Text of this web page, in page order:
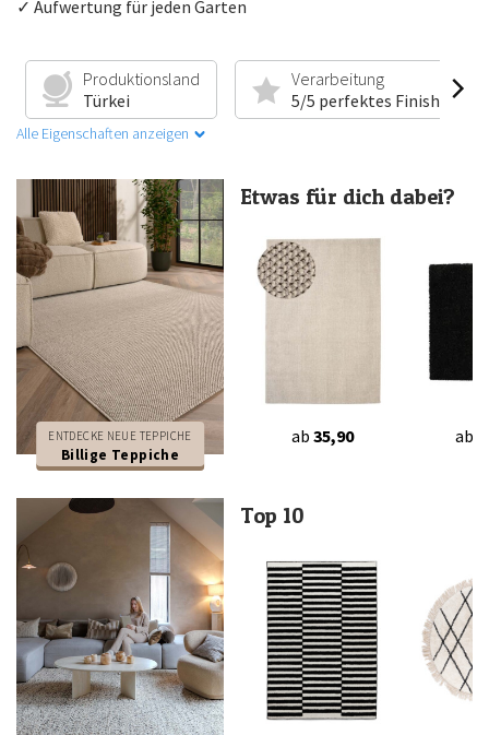
✓ Aufwertung für jeden Garten
Produktionsland
Türkei
Verarbeitung
5/5 perfektes Finish
Alle Eigenschaften anzeigen
ENTDECKE NEUE TEPPICHE
Billige Teppiche
Etwas für dich dabei?
ab 35,90 ab
Top 10